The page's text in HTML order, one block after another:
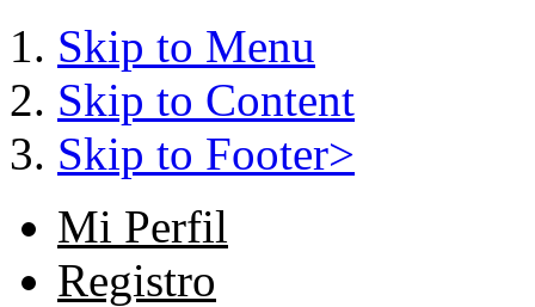
Skip to Menu
Skip to Content
Skip to Footer>
Mi Perfil
Registro